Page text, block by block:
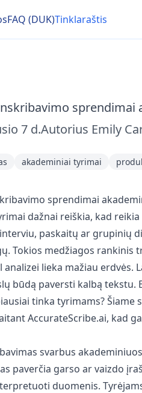
FAQ (DUK)Tinklaraštis
sprendimai
7 d.Autorius Emily
akademiniai tyrimai
sprendimai
dažnai reiškia, kad
paskaitų ar grupinių
Tokios medžiagos rankinis
lieka mažiau erdvės.
būdą paversti kalbą tekstu.
tinka tyrimams? Šiame
AccurateScribe.ai, kad
svarbus
paverčia garso ar vaizdo
duomenis.